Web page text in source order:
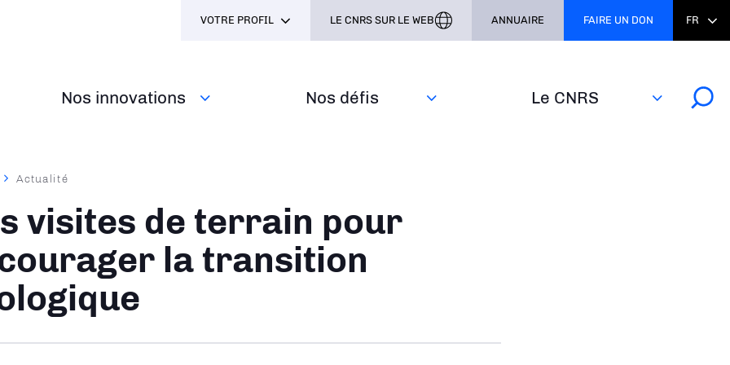
Nos innovations Nos défis‎ Le CNRS
VOTRE PROFIL LE CNRS SUR LE WEB ANNUAIRE FAIRE UN DON FR
Actualité
visites de terrain pour
la transition